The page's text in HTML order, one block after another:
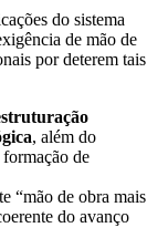
do sistema
de mão de
por deterem tais
, além do
formação de
“mão de obra mais
do avanço